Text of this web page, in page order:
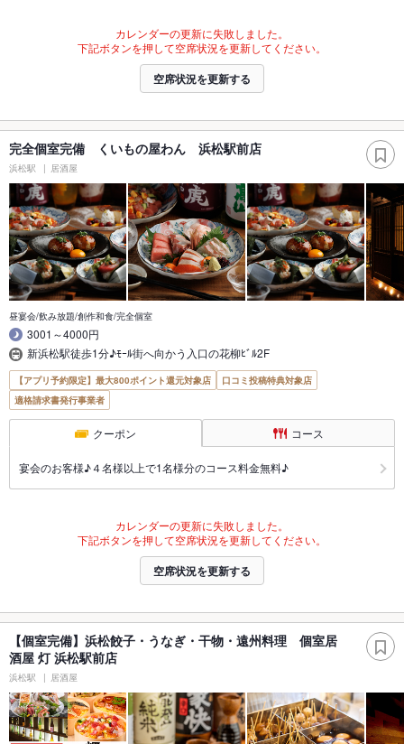
カレンダーの更新に失敗しました。
下記ボタンを押して空席状況を更新してください。
空席状況を更新する
完全個室完備 くいもの屋わん 浜松駅前店
浜松駅 居酒屋
昼宴会/飲み放題/創作和食/完全個室
3001～4000円
新浜松駅徒歩1分♪ﾓｰﾙ街へ向かう入口の花柳ﾋﾞﾙ2F
【アプリ予約限定】最大800ポイント還元対象店
口コミ投稿特典対象店
適格請求書発行事業者
クーポン コース
宴会のお客様♪４名様以上で1名様分のコース料金無料♪
カレンダーの更新に失敗しました。
下記ボタンを押して空席状況を更新してください。
空席状況を更新する
【個室完備】浜松餃子・うなぎ・干物・遠州料理 個室居
酒屋 灯 浜松駅前店
浜松駅 居酒屋